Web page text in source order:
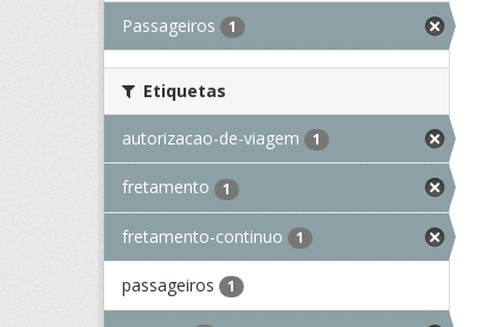
Passageiros 1
Etiquetas
autorizacao-de-viagem 1
fretamento 1
fretamento-continuo 1
passageiros 1